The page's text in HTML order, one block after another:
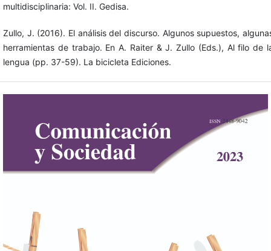
multidisciplinaria: Vol. II. Gedisa.
Zullo, J. (2016). El análisis del discurso. Algunos supuestos,
herramientas de trabajo. En A. Raiter & J. Zullo (Eds.), Al filo de
lengua (pp. 37-59). La bicicleta Ediciones.